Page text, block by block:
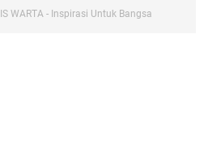
WARTA - Inspirasi Untuk Bangsa